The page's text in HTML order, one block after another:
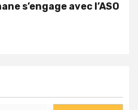
s’engage avec l’ASO